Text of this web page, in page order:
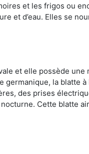
et les frigos ou
et d’eau. Elles se
et elle possède une
germanique, la blatte
des prises
Cette blatte